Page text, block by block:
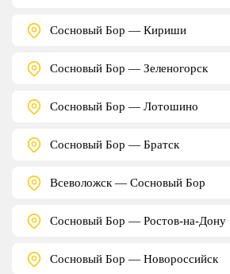
Сосновый Бор — Кириши
Сосновый Бор — Зеленогорск
Сосновый Бор — Лотошино
Сосновый Бор — Братск
Всеволожск — Сосновый Бор
Сосновый Бор — Ростов-на-Дону
Сосновый Бор — Новороссийск